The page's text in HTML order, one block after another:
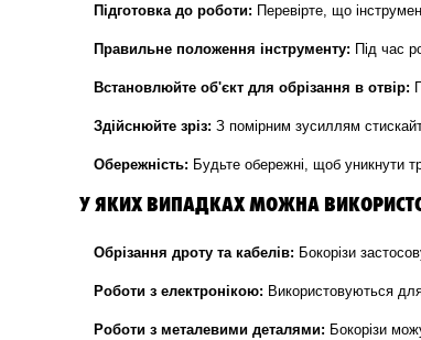
Підготовка до роботи: Перевірте, що
Правильне положення інструменту: Під час
Встановлюйте об'єкт для обрізання в отвір:
Здійснюйте зріз: З помірним зусиллям
Обережність: Будьте обережні, щоб уникнути
У ЯКИХ ВИПАДКАХ МОЖНА
Обрізання дроту та кабелів: Бокорізи
Роботи з електронікою: Використовуються
Роботи з металевими деталями: Бокорізи